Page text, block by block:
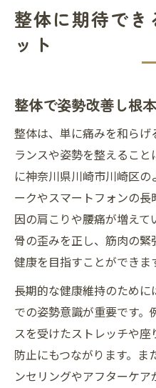
整体に期待でき
ット
整体で姿勢改善し根
整体は、単に痛みを和ら
ランスや姿勢を整えるこ
に神奈川県川崎市川崎区
ークやスマートフォンの
因の肩こりや腰痛が増え
骨の歪みを正し、筋肉の
健康を目指すことができま
長期的な健康維持のため
での姿勢意識が重要です
スを受けたストレッチや
防止にもつながります。ま
ンセリングやアフターケ